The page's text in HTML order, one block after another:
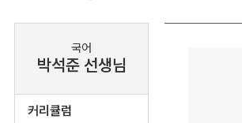
국어
박석준 선생님
커리큘럼